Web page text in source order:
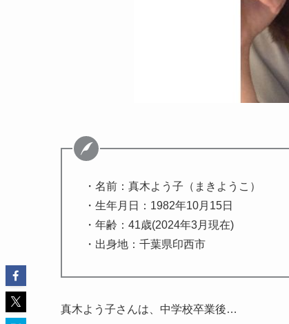
・名前：真木よう子（まきようこ）
・生年月日：1982年10月15日
・年齢：41歳(2024年3月現在)
・出身地：千葉県印西市
真木よう子さんは、中学校卒業後…